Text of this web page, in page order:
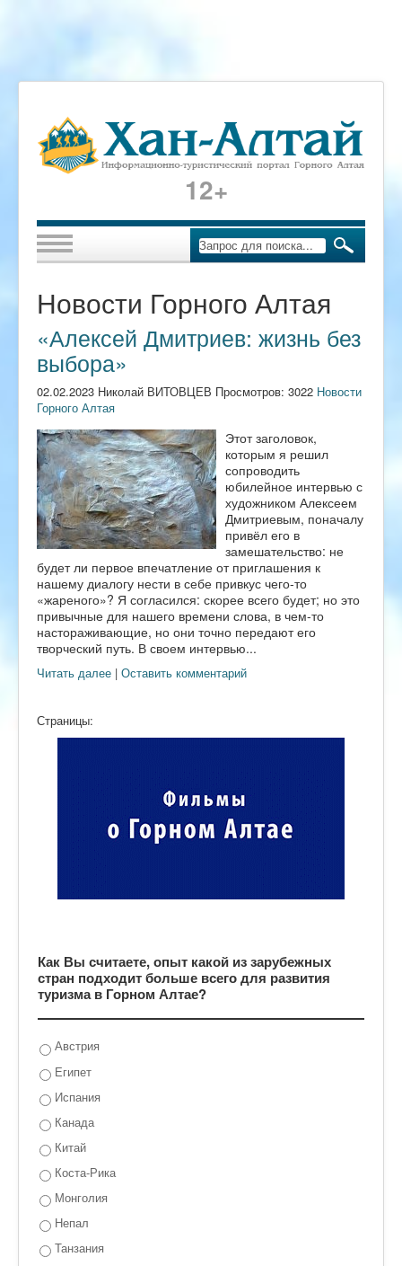
12+
Новости Горного Алтая
«Алексей Дмитриев: жизнь без
выбора»
02.02.2023 Николай ВИТОВЦЕВ Просмотров: 3022 Новости
Горного Алтая
Этот заголовок,
которым я решил
сопроводить
юбилейное интервью с
художником Алексеем
Дмитриевым, поначалу
привёл его в
замешательство: не
будет ли первое впечатление от приглашения к
нашему диалогу нести в себе привкус чего-то
«жареного»? Я согласился: скорее всего будет; но это
привычные для нашего времени слова, в чем-то
настораживающие, но они точно передают его
творческий путь. В своем интервью...
Читать далее | Оставить комментарий
Страницы:
Как Вы считаете, опыт какой из зарубежных
стран подходит больше всего для развития
туризма в Горном Алтае?
Австрия
Египет
Испания
Канада
Китай
Коста-Рика
Монголия
Непал
Танзания